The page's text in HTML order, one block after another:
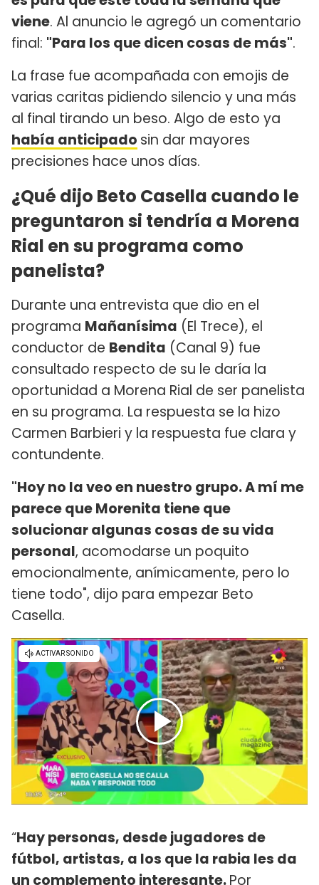
viene. Al anuncio le agregó un comentario
final: "Para los que dicen cosas de más".
La frase fue acompañada con emojis de
varias caritas pidiendo silencio y una más
al final tirando un beso. Algo de esto ya
había anticipado sin dar mayores
precisiones hace unos días.
¿Qué dijo Beto Casella cuando le
preguntaron si tendría a Morena
Rial en su programa como
panelista?
Durante una entrevista que dio en el
programa Mañanísima (El Trece), el
conductor de Bendita (Canal 9) fue
consultado respecto de su le daría la
oportunidad a Morena Rial de ser panelista
en su programa. La respuesta se la hizo
Carmen Barbieri y la respuesta fue clara y
contundente.
"Hoy no la veo en nuestro grupo. A mí me
parece que Morenita tiene que
solucionar algunas cosas de su vida
personal, acomodarse un poquito
emocionalmente, anímicamente, pero lo
tiene todo", dijo para empezar Beto
Casella.
“Hay personas, desde jugadores de
fútbol, artistas, a los que la rabia les da
un complemento interesante.Por